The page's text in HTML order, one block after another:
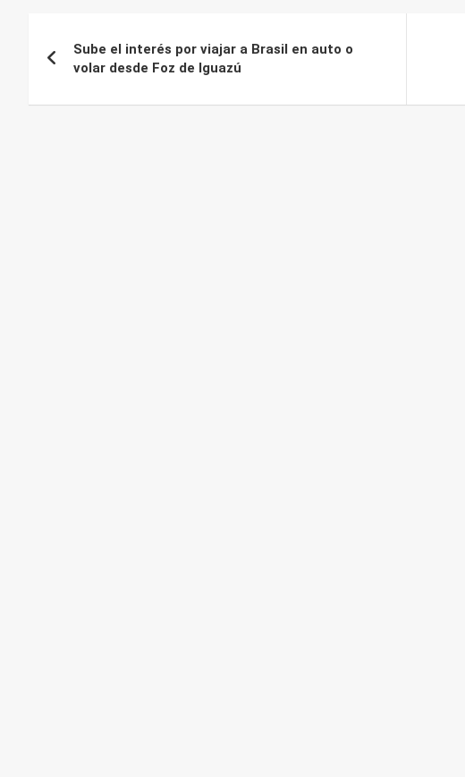
de
entradas
Sube el interés por viajar a Brasil en auto o
volar desde Foz de Iguazú